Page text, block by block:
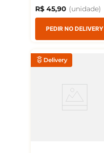
R$ 45,90
PEDIR NO DELIVERY
Delivery